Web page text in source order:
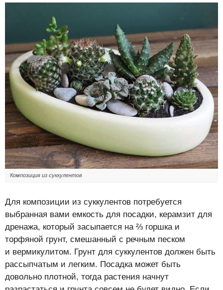
Композиция из суккулентов
Для композиции из суккулентов потребуется
выбранная вами емкость для посадки, керамзит для
дренажа, который засыпается на ⅔ горшка и
торфяной грунт, смешанный с речным песком
и вермикулитом. Грунт для суккулентов должен быть
рассыпчатым и легким. Посадка может быть
довольно плотной, тогда растения начнут